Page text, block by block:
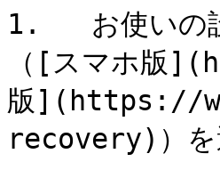
1.   お使いの
（[スマホ版
版](https://
recovery)）を